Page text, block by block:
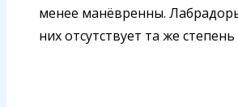
менее манёвренны.
них отсутствует та же